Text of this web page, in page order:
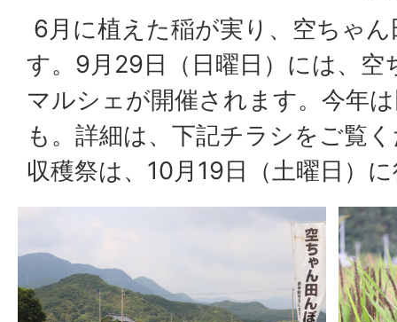
6月に植えた稲が実り、空ちゃ
す。9月29日（日曜日）には、
マルシェが開催されます。今年
も。詳細は、下記チラシをご覧
収穫祭は、10月19日（土曜日）